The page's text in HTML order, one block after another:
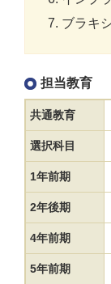
ブラキ
担当教育
共通教育
選択科目
1年前期
2年後期
4年前期
5年前期